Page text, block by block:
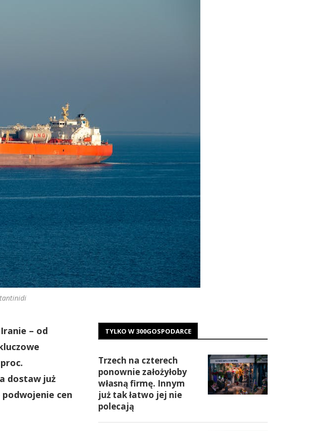
– od
dostaw już
podwojenie cen
TYLKO W 300GOSPODARCE
Trzech na czterech
ponownie założyłoby
własną firmę. Innym
już tak łatwo jej nie
polecają